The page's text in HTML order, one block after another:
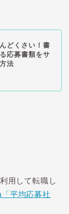
どくさい！書
応募書類をサ
法
用して転職し
平均応募社